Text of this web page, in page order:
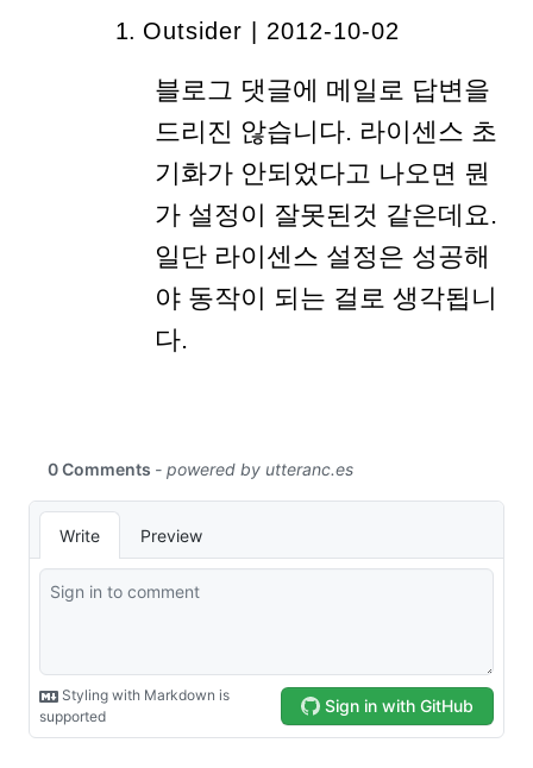
Outsider | 2012-10-02
블로그 댓글에 메일로 답변을
드리진 않습니다. 라이센스 초
기화가 안되었다고 나오면 뭔
가 설정이 잘못된것 같은데요.
일단 라이센스 설정은 성공해
야 동작이 되는 걸로 생각됩니
다.